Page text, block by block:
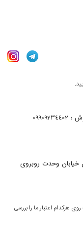
خیابان وحدت روبروی
هرکدام اعتبار ما را بررسی